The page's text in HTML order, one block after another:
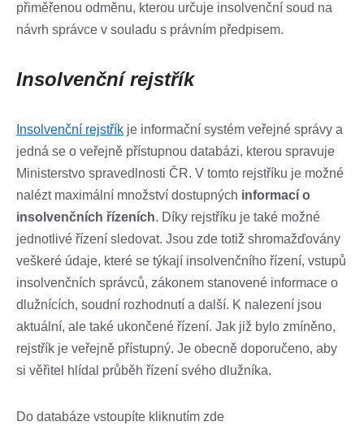
přiměřenou odměnu, kterou určuje insolvenční soud na
návrh správce v souladu s právním předpisem.
Insolvenční rejstřík
Insolvenční rejstřík je informační systém veřejné správy a
jedná se o veřejně přístupnou databázi, kterou spravuje
Ministerstvo spravedlnosti ČR. V tomto rejstříku je možné
nalézt maximální množství dostupných informací o
insolvenčních řízeních. Díky rejstříku je také možné
jednotlivé řízení sledovat. Jsou zde totiž shromažďovány
veškeré údaje, které se týkají insolvenčního řízení, vstupů
insolvenčních správců, zákonem stanovené informace o
dlužnících, soudní rozhodnutí a další. K nalezení jsou
aktuální, ale také ukončené řízení. Jak již bylo zmíněno,
rejstřík je veřejně přístupný. Je obecně doporučeno, aby
si věřitel hlídal průběh řízení svého dlužníka.
Do databáze vstoupíte kliknutím zde